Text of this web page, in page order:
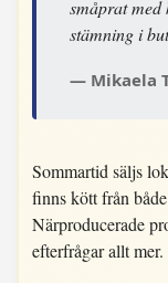
småprat
stämning i
Mikaela
Sommartid säljs
finns kött från
Närproducerade
efterfrågar allt mer.